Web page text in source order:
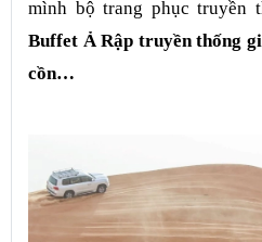
mình bộ trang phục truyền
Buffet Ả Rập truyền thống
cồn…